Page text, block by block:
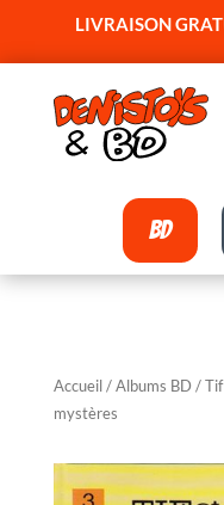
LIVRAISON
BD
Accueil/Albums BD / Tif
mystères